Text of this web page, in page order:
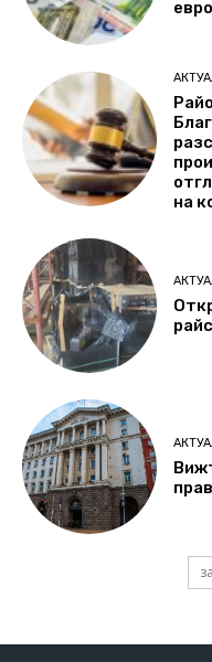
евро
на